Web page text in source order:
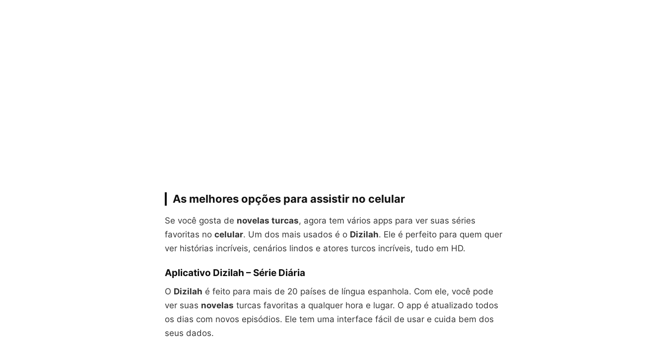
As melhores opções para assistir no celular
Se você gosta de novelas turcas, agora tem vários apps para ver suas séries
favoritas no celular. Um dos mais usados é o Dizilah. Ele é perfeito para quem quer
ver histórias incríveis, cenários lindos e atores turcos incríveis, tudo em HD.
Aplicativo Dizilah – Série Diária
O Dizilah é feito para mais de 20 países de língua espanhola. Com ele, você pode
ver suas novelas turcas favoritas a qualquer hora e lugar. O app é atualizado todos
os dias com novos episódios. Ele tem uma interface fácil de usar e cuida bem dos
seus dados.